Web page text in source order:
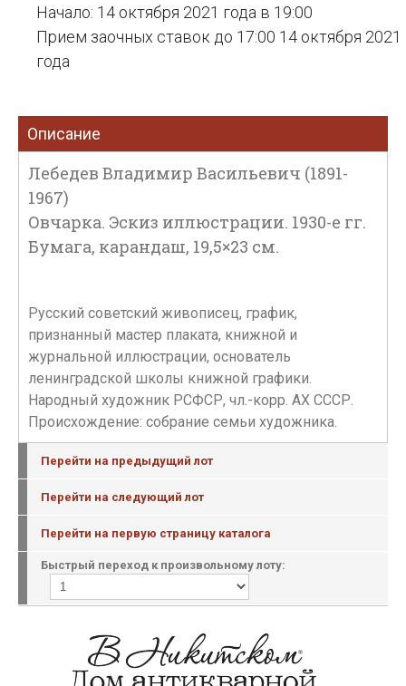
Начало: 14 октября 2021 года в 19:00
Прием заочных ставок до 17:00 14 октября 2021
года
Описание
Лебедев Владимир Васильевич (1891-
1967)
Овчарка. Эскиз иллюстрации. 1930-е гг.
Бумага, карандаш, 19,5×23 см.
Русский советский живописец, график,
признанный мастер плаката, книжной и
журнальной иллюстрации, основатель
ленинградской школы книжной графики.
Народный художник РСФСР, чл.-корр. АХ СССР.
Происхождение: собрание семьи художника.
Перейти на предыдущий лот
Перейти на следующий лот
Перейти на первую страницу каталога
Быстрый переход к произвольному лоту: